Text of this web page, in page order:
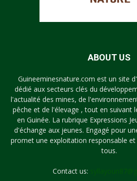
ABOUT US
Guineeminesnature.com est un site
dédié aux secteurs clés du
l'actualité des mines, de
pêche et de l'élevage , tout en suivant
en Guinée. La rubrique Expressions
d'échange aux jeunes. Engagé pour
promet une exploitation responsable
tous.
Contact us: